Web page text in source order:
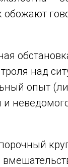
обожают
над
опыт
и